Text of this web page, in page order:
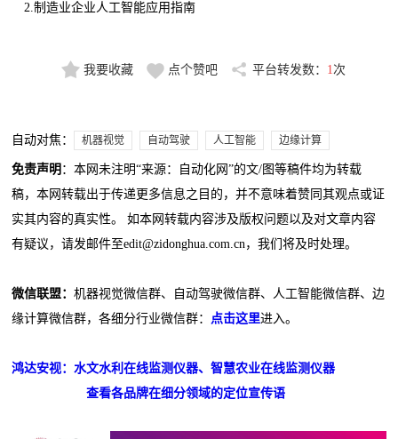
2.制造业企业人工智能应用指南
我要收藏 点个赞吧 平台转发数： 1 次
自动对焦： 机器视觉 自动驾驶 人工智能 边缘计算
免责声明 ：本网未注明“来源：自动化网”的文/图等稿件均为转载
稿，本网转载出于传递更多信息之目的，并不意味着赞同其观点或证
实其内容的真实性。 如本网转载内容涉及版权问题以及对文章内容
有疑议，请发邮件至edit@zidonghua.com.cn，我们将及时处理。
微信联盟：机器视觉微信群、自动驾驶微信群、人工智能微信群、边
缘计算微信群，各细分行业微信群：
点击这里进入。
鸿达安视：水文水利在线监测仪器、智慧农业在线监测仪器
查看各品牌在细分领域的定位宣传语